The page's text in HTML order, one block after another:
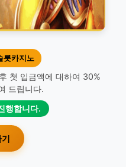
롯카지노
첫 입금액에 대하여 30%
드립니다.
행합니다.